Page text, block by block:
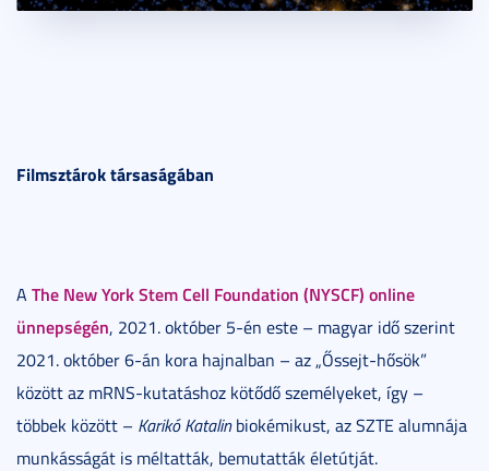
Filmsztárok társaságában
A The New York Stem Cell Foundation (NYSCF) online
ünnepségén, 2021. október 5-én este – magyar idő szerint
2021. október 6-án kora hajnalban – az „Őssejt-hősök”
között az mRNS-kutatáshoz kötődő személyeket, így –
többek között – Karikó Katalinbiokémikust, az SZTE alumnája
munkásságát is méltatták, bemutatták életútját.